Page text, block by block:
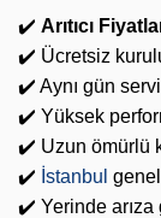
✔️ Arıtıcı
✔️ Ücretsiz
✔️ Aynı gün
✔️ Yüksek
✔️ Uzun ömürlü
✔️ İstanbul
✔️ Yerinde arıza